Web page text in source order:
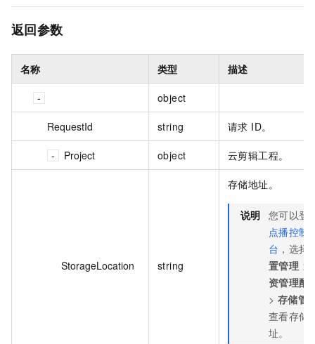
返回参数
名称 类型 描述
object
RequestId string 请求 ID。
Project object 云剪辑工程。
StorageLocation string
存储地址。
说明 您可以登
点播控制
台 ，选择
置管理 >
资管理配
> 存储管
查看存储
址。